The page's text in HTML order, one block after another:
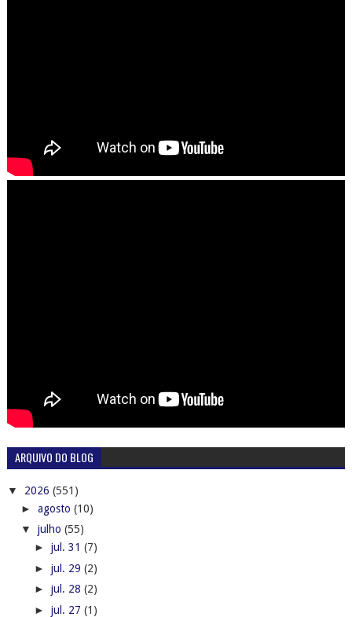
ARQUIVO DO BLOG
▼ 2026 (551)
► agosto (10)
▼ julho (55)
► jul. 31 (7)
► jul. 29 (2)
► jul. 28 (2)
► jul. 27 (1)